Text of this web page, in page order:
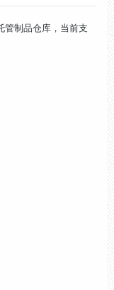
管制品仓库，当前支